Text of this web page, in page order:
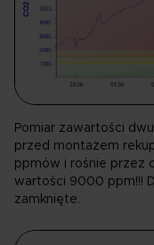
Pomiar zawartości
przed montażem
ppmów i rośnie przez
wartości 9000 ppm!!!
zamknięte.